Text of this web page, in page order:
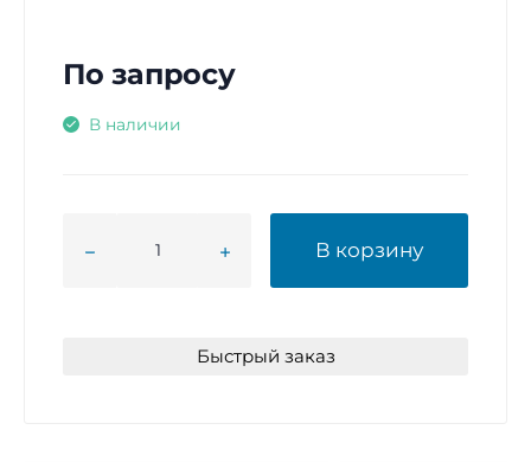
По запросу
В наличии
В корзину
Быстрый заказ